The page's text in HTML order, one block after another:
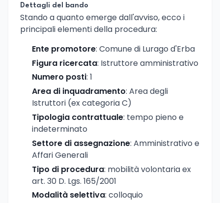
Dettagli del bando
Stando a quanto emerge dall'avviso, ecco i
principali elementi della procedura:
Ente promotore: Comune di Lurago d'Erba
Figura ricercata: Istruttore amministrativo
Numero posti: 1
Area di inquadramento: Area degli
Istruttori (ex categoria C)
Tipologia contrattuale: tempo pieno e
indeterminato
Settore di assegnazione: Amministrativo e
Affari Generali
Tipo di procedura: mobilità volontaria ex
art. 30 D. Lgs. 165/2001
Modalità selettiva: colloquio